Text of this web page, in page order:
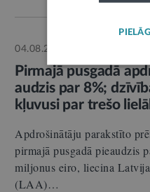
04.08.2026.
Pirmajā pusgadā
audzis par 8%;
kļuvusi par trešo
Apdrošinātāju parakstīto
pirmajā pusgadā pieaudzis
miljonus eiro, liecina
(LAA)…